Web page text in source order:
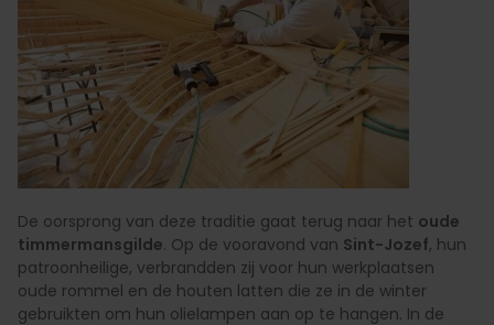
De oorsprong van deze traditie gaat terug naar het oude
timmermansgilde. Op de vooravond van Sint-Jozef, hun
patroonheilige, verbrandden zij voor hun werkplaatsen
oude rommel en de houten latten die ze in de winter
gebruikten om hun olielampen aan op te hangen. In de